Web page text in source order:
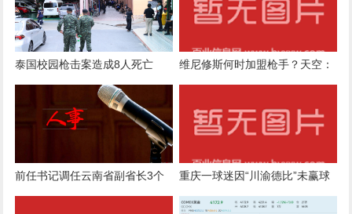
泰国校园枪击案造成8人死亡
维尼修斯何时加盟枪手？天空：
前任书记调任云南省副省长3个
重庆一球迷因“川渝德比”未赢球
挑战从成都走到铜梁，当事人：